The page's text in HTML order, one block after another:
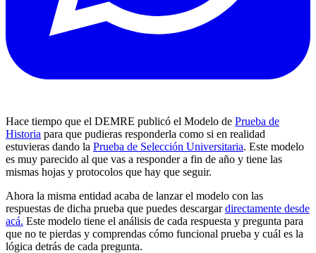
Hace tiempo que el DEMRE publicó el Modelo de Prueba de
Historia para que pudieras responderla como si en realidad
estuvieras dando la Prueba de Selección Universitaria. Este modelo
es muy parecido al que vas a responder a fin de año y tiene las
mismas hojas y protocolos que hay que seguir.
Ahora la misma entidad acaba de lanzar el modelo con las
respuestas de dicha prueba que puedes descargardirectamente desde
acá. Este modelo tiene el análisis de cada respuesta y pregunta para
que no te pierdas y comprendas cómo funcional prueba y cuál es la
lógica detrás de cada pregunta.